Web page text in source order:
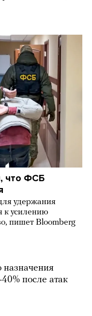
что ФСБ
удержания
к усилению
пишет Bloomberg
назначения
после атак